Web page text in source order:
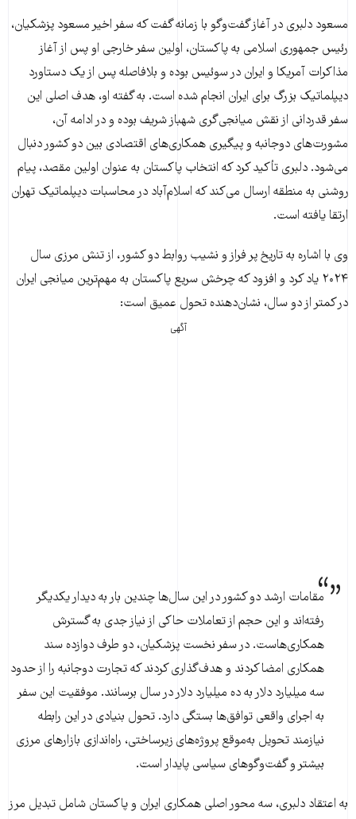
مسعود دلبری در آغاز گفت‌وگو با زمانه گفت که سفر اخیر مسعود پزشکیان،
رئیس جمهوری اسلامی به پاکستان، اولین سفر خارجی او پس از آغاز
مذاکرات آمریکا و ایران در سوئیس بوده و بلافاصله پس از یک دستاورد
دیپلماتیک بزرگ برای ایران انجام شده است. به گفته او، هدف اصلی این
سفر قدردانی از نقش میانجی‌گری شهباز شریف بوده و در ادامه آن،
مشورت‌های دوجانبه و پیگیری همکاری‌های اقتصادی بین دو کشور دنبال
می‌شود. دلبری تأکید کرد که انتخاب پاکستان به عنوان اولین مقصد، پیام
روشنی به منطقه ارسال می‌کند که اسلام‌آباد در محاسبات دیپلماتیک تهران
ارتقا یافته است.
وی با اشاره به تاریخ پر فراز و نشیب روابط دو کشور، از تنش مرزی سال
۲۰۲۴ یاد کرد و افزود که چرخش سریع پاکستان به مهم‌ترین میانجی ایران
در کمتر از دو سال، نشان‌دهنده تحول عمیق است:
آگهی
مقامات ارشد دو کشور در این سال‌ها چندین بار به دیدار یکدیگر
رفته‌اند و این حجم از تعاملات حاکی از نیاز جدی به گسترش
همکاری‌هاست. در سفر نخست پزشکیان، دو طرف دوازده سند
همکاری امضا کردند و هدف‌گذاری کردند که تجارت دوجانبه را از حدود
سه میلیارد دلار به ده میلیارد دلار در سال برسانند. موفقیت این سفر
به اجرای واقعی توافق‌ها بستگی دارد. تحول بنیادی در این رابطه
نیازمند تحویل به‌موقع پروژه‌های زیرساختی، راه‌اندازی بازارهای مرزی
بیشتر و گفت‌وگوهای سیاسی پایدار است.
به اعتقاد دلبری، سه محور اصلی همکاری ایران و پاکستان شامل تبدیل مرز